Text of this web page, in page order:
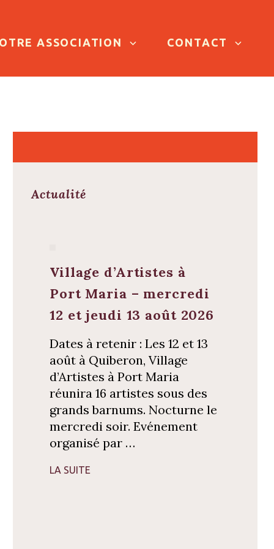
ASSOCIATION CONTACT
Actualité
Village d’Artistes à
Port Maria – mercredi
12 et jeudi 13 août 2026
Dates à retenir : Les 12 et 13
août à Quiberon, Village
d’Artistes à Port Maria
réunira 16 artistes sous des
grands barnums. Nocturne le
mercredi soir. Evénement
organisé par …
LA SUITE